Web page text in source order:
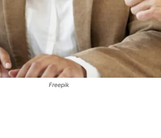
Freepik